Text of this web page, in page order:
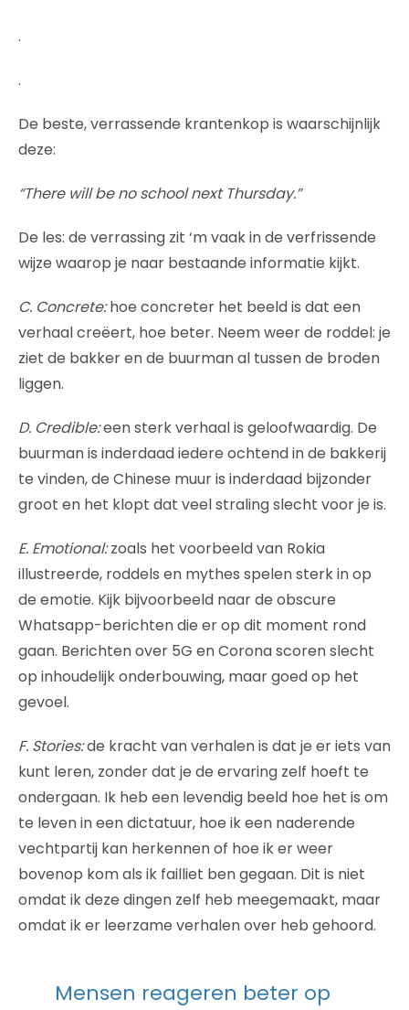
.
.
De beste, verrassende krantenkop is waarschijnlijk
deze:
“There will be no school next Thursday.”
De les: de verrassing zit ‘m vaak in de verfrissende
wijze waarop je naar bestaande informatie kijkt.
C. Concrete:hoe concreter het beeld is dat een
verhaal creëert, hoe beter. Neem weer de roddel: je
ziet de bakker en de buurman al tussen de broden
liggen.
D. Credible:een sterk verhaal is geloofwaardig. De
buurman is inderdaad iedere ochtend in de bakkerij
te vinden, de Chinese muur is inderdaad bijzonder
groot en het klopt dat veel straling slecht voor je is.
E. Emotional:zoals het voorbeeld van Rokia
illustreerde, roddels en mythes spelen sterk in op
de emotie. Kijk bijvoorbeeld naar de obscure
Whatsapp-berichten die er op dit moment rond
gaan. Berichten over 5G en Corona scoren slecht
op inhoudelijk onderbouwing, maar goed op het
gevoel.
F. Stories:de kracht van verhalen is dat je er iets van
kunt leren, zonder dat je de ervaring zelf hoeft te
ondergaan. Ik heb een levendig beeld hoe het is om
te leven in een dictatuur, hoe ik een naderende
vechtpartij kan herkennen of hoe ik er weer
bovenop kom als ik failliet ben gegaan. Dit is niet
omdat ik deze dingen zelf heb meegemaakt, maar
omdat ik er leerzame verhalen over heb gehoord.
Mensen reageren beter op